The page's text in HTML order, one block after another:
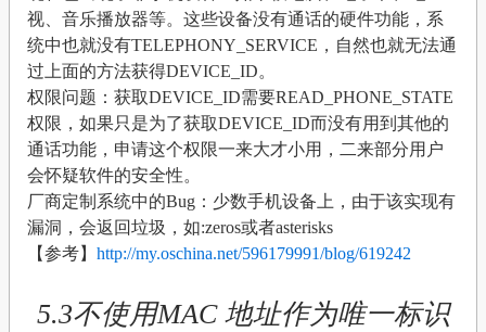
视、音乐播放器等。这些设备没有通话的硬件功能，系
统中也就没有TELEPHONY_SERVICE，自然也就无法通
过上面的方法获得DEVICE_ID。
权限问题：获取DEVICE_ID需要READ_PHONE_STATE
权限，如果只是为了获取DEVICE_ID而没有用到其他的
通话功能，申请这个权限一来大才小用，二来部分用户
会怀疑软件的安全性。
厂商定制系统中的Bug：少数手机设备上，由于该实现有
漏洞，会返回垃圾，如:zeros或者asterisks
【参考】 http://my.oschina.net/596179991/blog/619242
5.3不使用MAC 地址作为唯一标识